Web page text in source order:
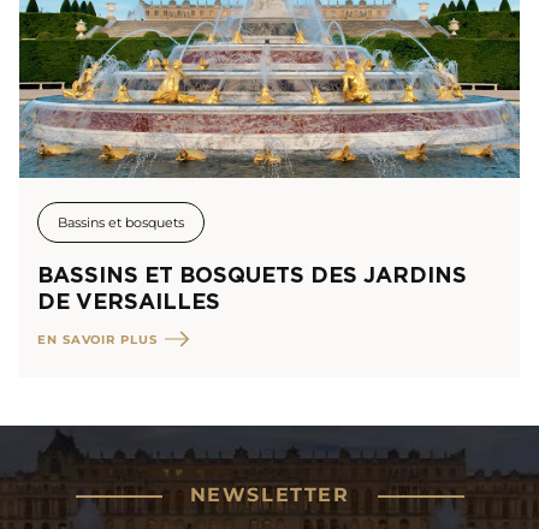
Bassins et bosquets
BASSINS ET BOSQUETS DES JARDINS
DE VERSAILLES
EN SAVOIR PLUS
NEWSLETTER